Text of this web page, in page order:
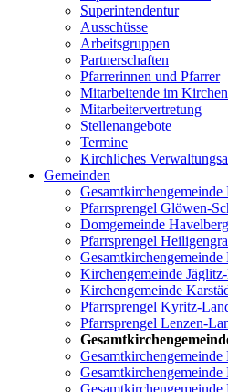
Superintendentur
Ausschüsse
Arbeitsgruppen
Partnerschaften
Pfarrerinnen und Pfarrer
Mitarbeitende im
Mitarbeitervertretung
Stellenangebote
Termine
Kirchliches
Gemeinden
Pfarrsprengel Glöwen-
Domgemeinde
Pfarrsprengel
Kirchengemeinde
Kirchengemeinde
Pfarrsprengel Kyritz-
Pfarrsprengel Lenzen-
Gesamtkirchengemeinde
Gesamtkirchengemeinde